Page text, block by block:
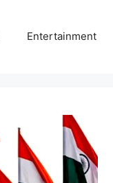
Entertainment